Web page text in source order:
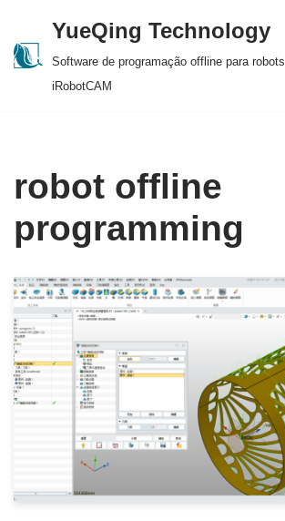
Skip
YueQing Technology
Software de programação offline para robots
iRobotCAM
robot offline
programming